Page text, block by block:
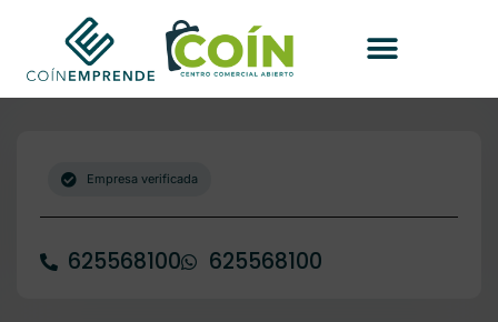
Empresa verificada
625568100 625568100